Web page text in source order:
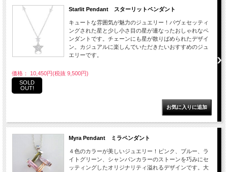
Starlit Pendant スターリットペンダント
キュートな雰囲気が魅力のジュエリー！パヴェセッティ
ングされた星と少し小さ目の星が連なったおしゃれなペ
ンダントです。チェーンにも星が散りばめられたデザイ
ン。カジュアルに楽しんでいただきたいおすすめのジュ
エリーです。
価格： 10,450円(税抜 9,500円)
SOLD
OUT!
Myra Pendant ミラペンダント
４色のカラーが美しいジュエリー！ピンク、ブルー、ラ
イトグリーン、シャンパンカラーのストーンを巧みにセ
ッティングしたオリジナリティ溢れるデザインです。大